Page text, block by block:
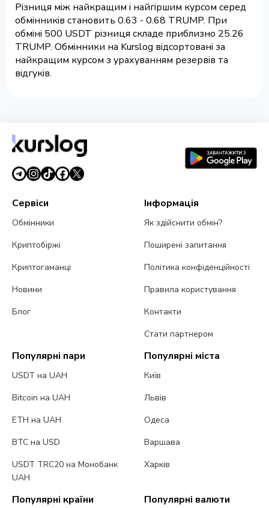
Різниця між найкращим і найгіршим курсом серед
обмінників становить 0.63 - 0.68 TRUMP. При
обміні 500 USDT різниця складе приблизно 25.26
TRUMP. Обмінники на Kurslog відсортовані за
найкращим курсом з урахуванням резервів та
відгуків.
Сервіси
Обмінники
Криптобіржі
Криптогаманці
Новини
Блог
Інформація
Як здійснити обмін?
Поширені запитання
Політика конфіденційності
Правила користування
Контакти
Стати партнером
Популярні пари
USDT на UAH
Bitcoin на UAH
ETH на UAH
BTC на USD
USDT TRC20 на Монобанк
UAH
Популярні міста
Київ
Львів
Одеса
Варшава
Харків
Популярні країни Популярні валюти